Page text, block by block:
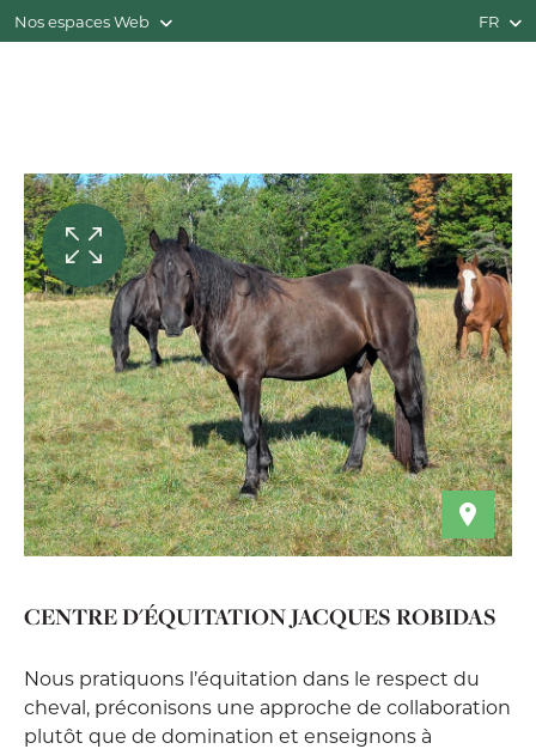
Nos espaces Web FR
CENTRE D'ÉQUITATION JACQUES ROBIDAS
Nous pratiquons l’équitation dans le respect du
cheval, préconisons une approche de collaboration
plutôt que de domination et enseignons à